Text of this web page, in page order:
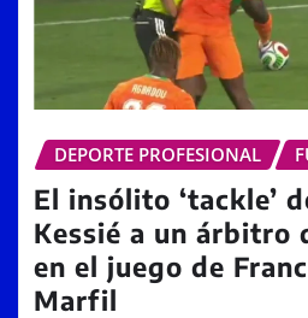
DEPORTE PROFESIONAL
El insólito ‘tackle’
Kessié a un árbitro
en el juego de
Marfil